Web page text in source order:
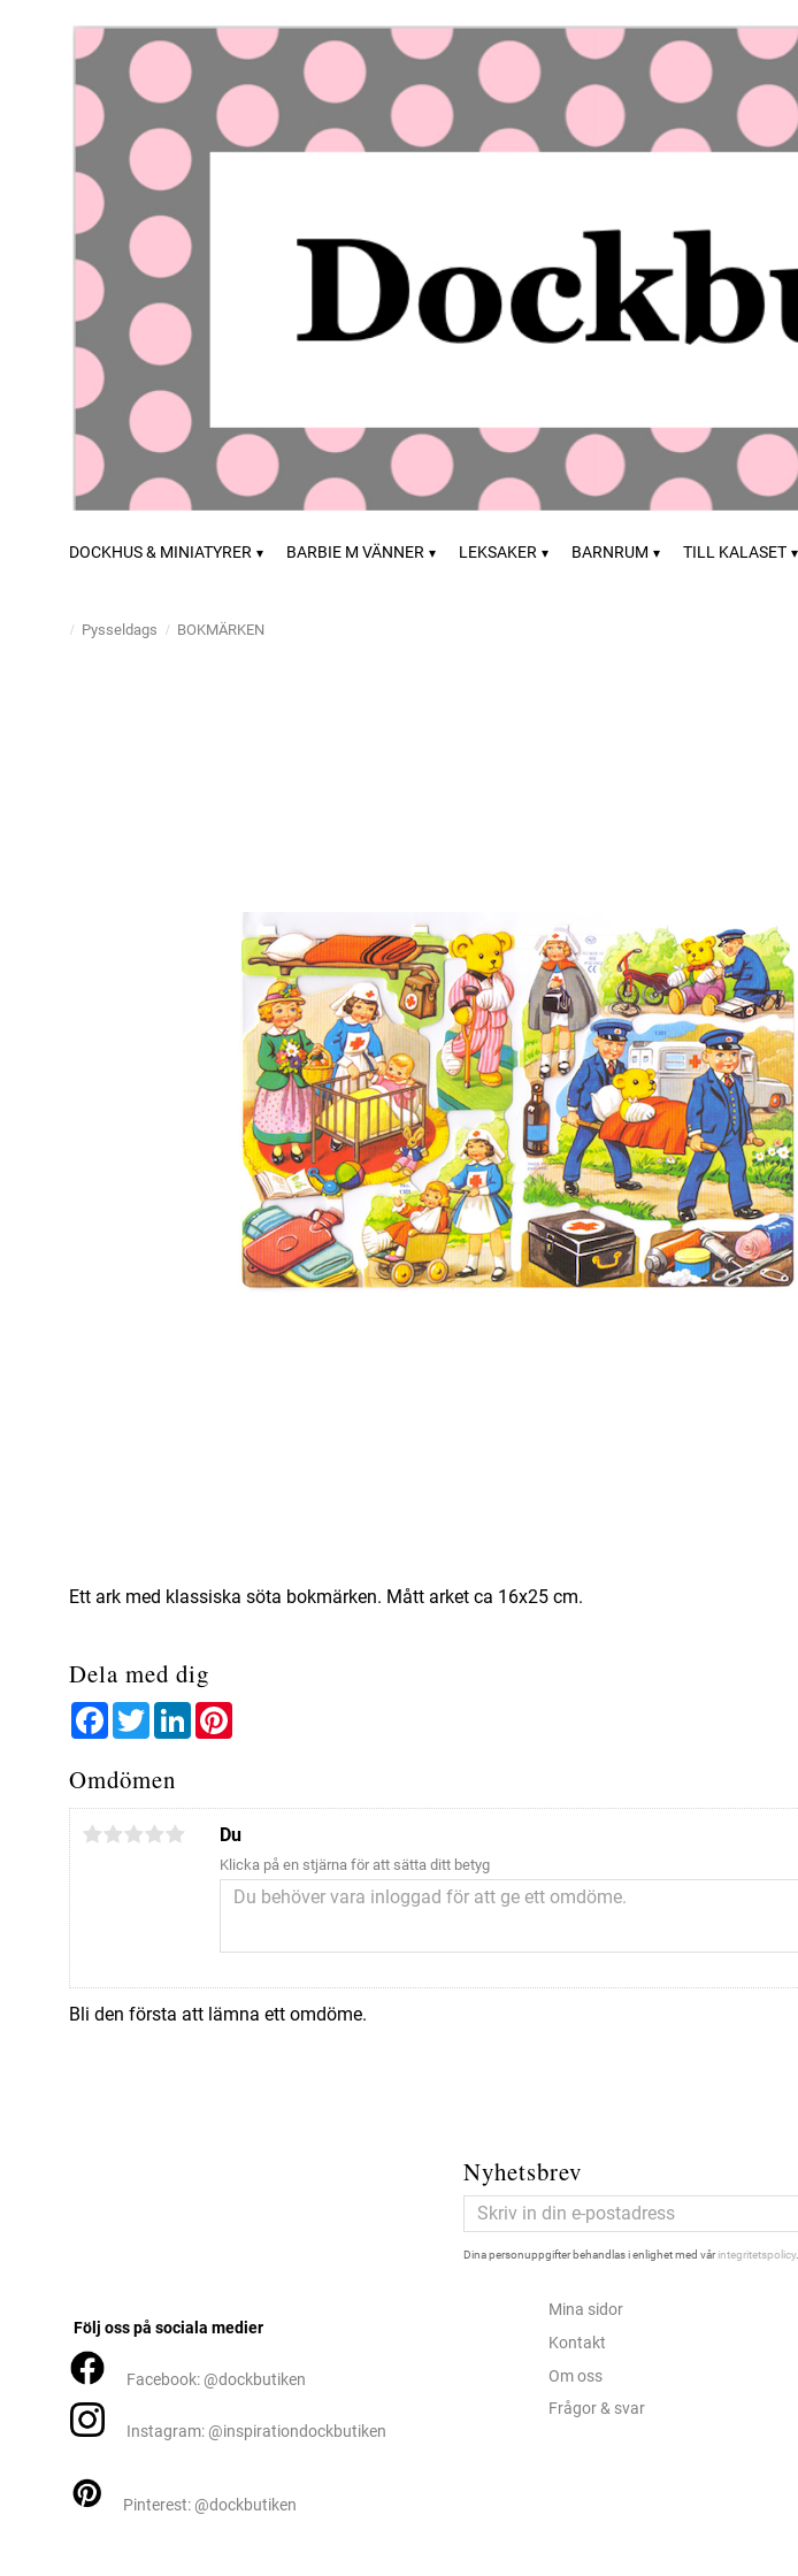
DOCKHUS & MINIATYRER BARBIE M VÄNNER LEKSAKER BARNRUM TILL KALASET
Pysseldags BOKMÄRKEN
Ett ark med klassiska söta bokmärken. Mått arket ca 16x25 cm.
Dela med dig
FacebookTwitterLinkedIn
Omdömen
Du
Klicka på en stjärna för att sätta ditt betyg
Bli den första att lämna ett omdöme.
Nyhetsbrev
Dina personuppgifter behandlas i enlighet med vårintegritetspolicy.
Följ oss på sociala medier
Facebook: @dockbutiken
Instagram: @inspirationdockbutiken
Pinterest: @dockbutiken
Mina sidor
Kontakt
Om oss
Frågor & svar